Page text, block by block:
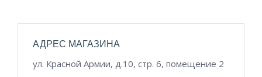
АДРЕС МАГАЗИНА
ул. Красной Армии, д.10, стр. 6, помещение 2